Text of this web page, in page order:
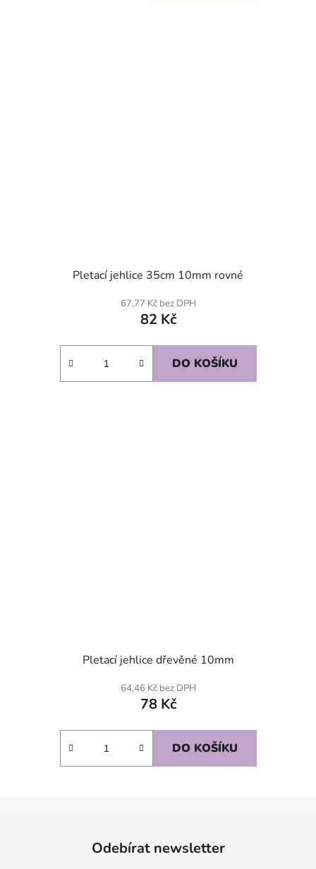
Pletací jehlice 35cm 10mm rovné
67,77 Kč bez DPH
82 Kč
DO KOŠÍKU
Pletací jehlice dřevěné 10mm
64,46 Kč bez DPH
78 Kč
DO KOŠÍKU
Odebírat newsletter